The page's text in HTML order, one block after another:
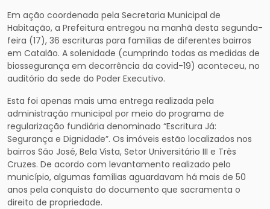
Em ação coordenada pela Secretaria Municipal de
Habitação, a Prefeitura entregou na manhã desta segunda-
feira (17), 36 escrituras para famílias de diferentes bairros
em Catalão. A solenidade (cumprindo todas as medidas de
biossegurança em decorrência da covid-19) aconteceu, no
auditório da sede do Poder Executivo.
Esta foi apenas mais uma entrega realizada pela
administração municipal por meio do programa de
regularização fundiária denominado “Escritura Já:
Segurança e Dignidade”. Os imóveis estão localizados nos
bairros São José, Bela Vista, Setor Universitário III e Três
Cruzes. De acordo com levantamento realizado pelo
município, algumas famílias aguardavam há mais de 50
anos pela conquista do documento que sacramenta o
direito de propriedade.